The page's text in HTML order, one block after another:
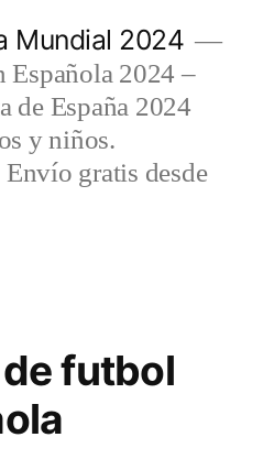
Mundial 2024
Española 2024 –
de España 2024
y niños.
gratis desde
futbol